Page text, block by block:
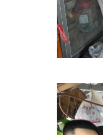
รายงานเครื่องจักร
ศูนย์อำนวยการ